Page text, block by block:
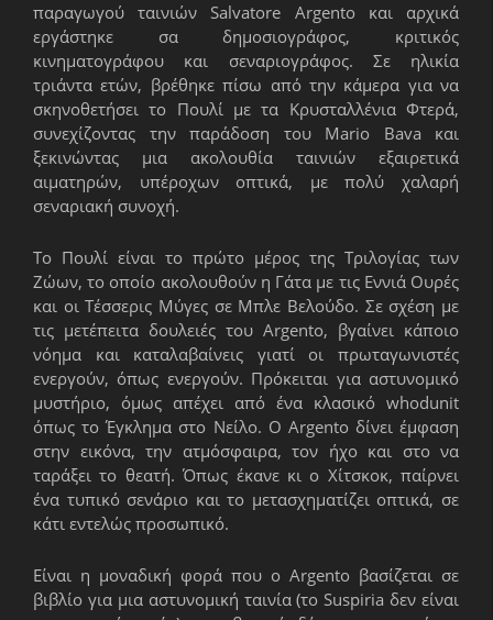
παραγωγού ταινιών Salvatore Argentο και αρχικά
εργάστηκε σα δημοσιογράφος, κριτικός
κινηματογράφου και σεναριογράφος. Σε ηλικία
τριάντα ετών, βρέθηκε πίσω από την κάμερα για να
σκηνοθετήσει το Πουλί με τα Κρυσταλλένια Φτερά,
συνεχίζοντας την παράδοση του Mario Bava και
ξεκινώντας μια ακολουθία ταινιών εξαιρετικά
αιματηρών, υπέροχων οπτικά, με πολύ χαλαρή
σεναριακή συνοχή.
Το Πουλί είναι το πρώτο μέρος της Τριλογίας των
Ζώων, το οποίο ακολουθούν η Γάτα με τις Εννιά Ουρές
και οι Τέσσερις Μύγες σε Μπλε Βελούδο. Σε σχέση με
τις μετέπειτα δουλειές του Argento, βγαίνει κάποιο
νόημα και καταλαβαίνεις γιατί οι πρωταγωνιστές
ενεργούν, όπως ενεργούν. Πρόκειται για αστυνομικό
μυστήριο, όμως απέχει από ένα κλασικό whodunit
όπως το Έγκλημα στο Νείλο. Ο Argento δίνει έμφαση
στην εικόνα, την ατμόσφαιρα, τον ήχο και στο να
ταράξει το θεατή. Όπως έκανε κι ο Χίτσκοκ, παίρνει
ένα τυπικό σενάριο και το μετασχηματίζει οπτικά, σε
κάτι εντελώς προσωπικό.
Είναι η μοναδική φορά που ο Argento βασίζεται σε
βιβλίο για μια αστυνομική ταινία (το Suspiria δεν είναι